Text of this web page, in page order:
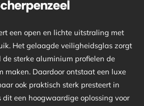
een open en lichte uitstraling met
Het gelaagde veiligheidsglas zorgt
sterke aluminium profielen de
maken. Daardoor ontstaat een luxe
ook praktisch sterk presteert in
een hoogwaardige oplossing voor